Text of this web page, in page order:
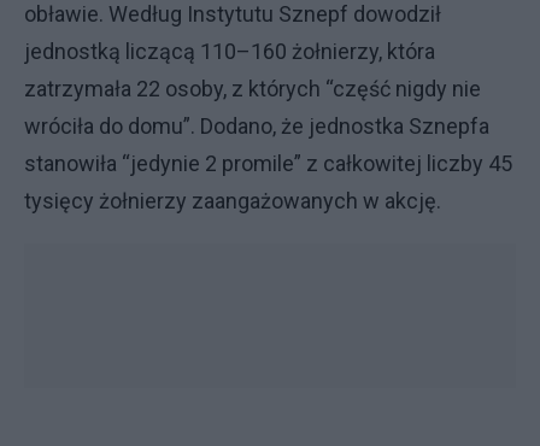
obławie. Według Instytutu Sznepf dowodził
jednostką liczącą 110–160 żołnierzy, która
zatrzymała 22 osoby, z których “część nigdy nie
wróciła do domu”. Dodano, że jednostka Sznepfa
stanowiła “jedynie 2 promile” z całkowitej liczby 45
tysięcy żołnierzy zaangażowanych w akcję.